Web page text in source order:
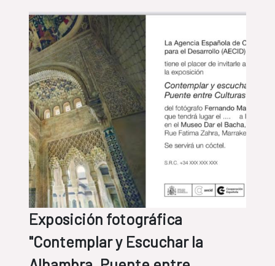
Exposición fotográfica
"Contemplar y Escuchar la